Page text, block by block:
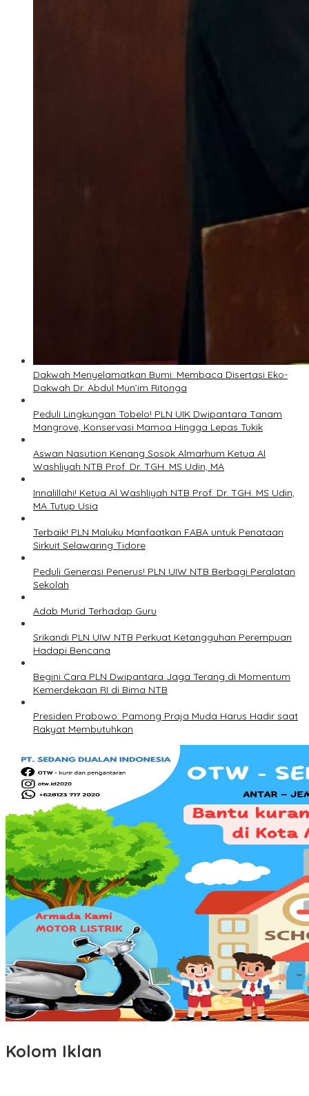
Dakwah Menyelamatkan Bumi: Membaca Disertasi Eko-
Dakwah Dr. Abdul Mun’im Ritonga
Peduli Lingkungan Tobelo! PLN UIK Dwipantara Tanam
Mangrove, Konservasi Mamoa Hingga Lepas Tukik
Aswan Nasution Kenang Sosok Almarhum Ketua Al
Washliyah NTB Prof. Dr. TGH. MS Udin, MA
Innalillahi! Ketua Al Washliyah NTB Prof. Dr. TGH. MS Udin,
MA Tutup Usia
Terbaik! PLN Maluku Manfaatkan FABA untuk Penataan
Sirkuit Selawaring Tidore
Peduli Generasi Penerus! PLN UIW NTB Berbagi Peralatan
Sekolah
Adab Murid Terhadap Guru
Srikandi PLN UIW NTB Perkuat Ketangguhan Perempuan
Hadapi Bencana
Begini Cara PLN Dwipantara Jaga Terang di Momentum
Kemerdekaan RI di Bima NTB
Presiden Prabowo: Pamong Praja Muda Harus Hadir saat
Rakyat Membutuhkan
Kolom Iklan